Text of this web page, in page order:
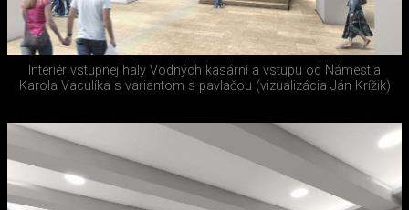
Interiér vstupnej haly Vodných kasární a vstupu od Námestia
Karola Vaculíka s variantom s pavlačou (vizualizácia Ján Krížik)